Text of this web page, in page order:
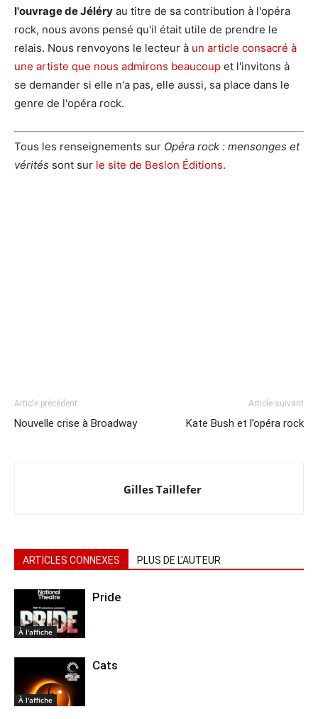
l'ouvrage de Jéléry au titre de sa contribution à l'opéra
rock, nous avons pensé qu'il était utile de prendre le
relais. Nous renvoyons le lecteur à un article consacré à
une artiste que nous admirons beaucoup et l'invitons à
se demander si elle n'a pas, elle aussi, sa place dans le
genre de l'opéra rock.
Tous les renseignements sur Opéra rock : mensonges et
vérités sont sur le site de Beslon Éditions.
Article précédent
Nouvelle crise à Broadway
Article suivant
Kate Bush et l’opéra rock
Gilles Taillefer
ARTICLES CONNEXES PLUS DE L'AUTEUR
À l'affiche
Pride
À l'affiche
Cats